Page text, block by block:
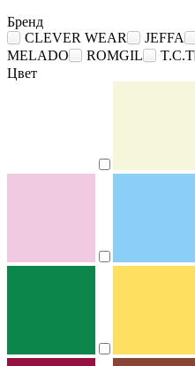
Бренд
CLEVER WEAR
JEFFA
MELADO
ROMGIL T.C.T
Цвет